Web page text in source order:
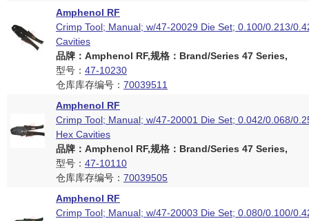
Amphenol RF
Crimp Tool; Manual; w/47-20029 Die Set; 0.100/0.213/
Cavities
品牌：Amphenol RF,规格：Brand/Series 47 Series,
型号： 47-10230
仓库库存编号： 70039511
Amphenol RF
Crimp Tool; Manual; w/47-20001 Die Set; 0.042/0.068/
Hex Cavities
品牌：Amphenol RF,规格：Brand/Series 47 Series,
型号： 47-10110
仓库库存编号： 70039505
Amphenol RF
Crimp Tool; Manual; w/47-20003 Die Set; 0.080/0.100/